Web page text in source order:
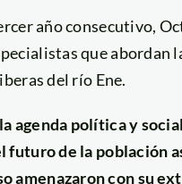
año consecutivo,
que abordan
del río Ene.
agenda política y
de la población
amenazaron con su